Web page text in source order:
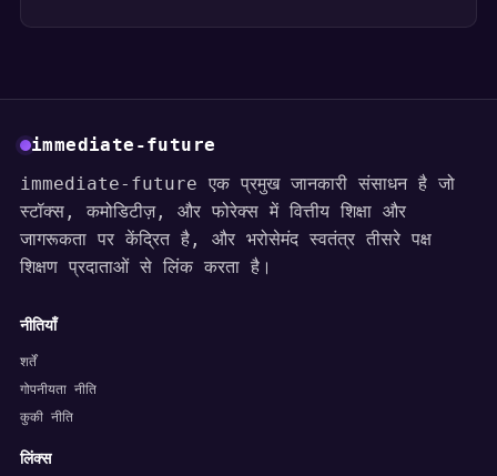
immediate-future
immediate-future एक प्रमुख जानकारी संसाधन है जो
स्टॉक्स, कमोडिटीज़, और फोरेक्स में वित्तीय शिक्षा और
जागरूकता पर केंद्रित है, और भरोसेमंद स्वतंत्र तीसरे पक्ष
शिक्षण प्रदाताओं से लिंक करता है।
नीतियाँ
शर्तें
गोपनीयता नीति
कुकी नीति
लिंक्स